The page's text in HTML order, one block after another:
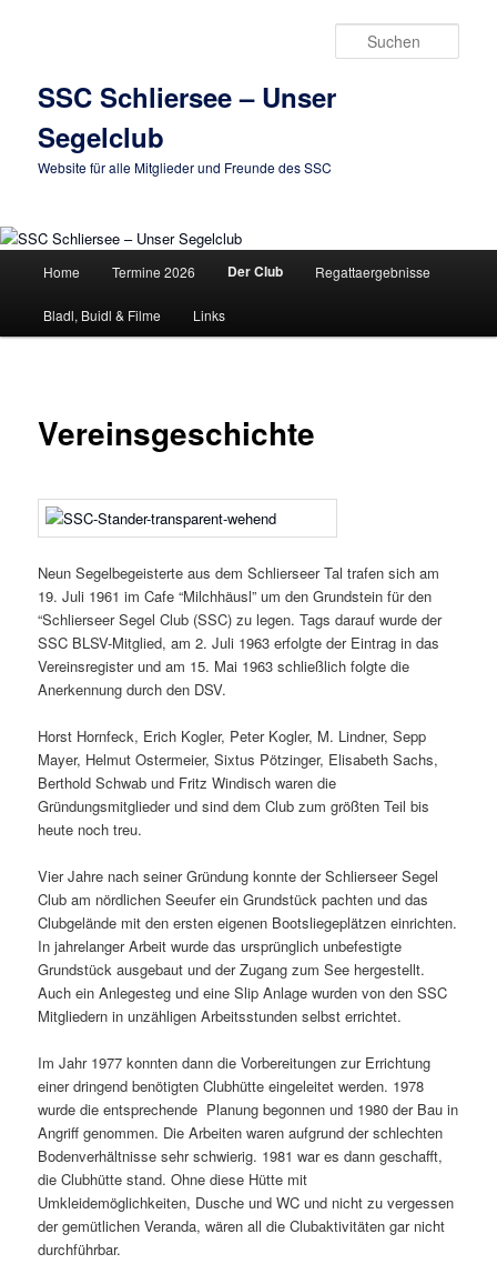
SSC Schliersee – Unser
Segelclub
Website für alle Mitglieder und Freunde des SSC
Home Termine 2026 Der Club Regattaergebnisse
Bladl, Buidl & Filme Links
Vereinsgeschichte
Neun Segelbegeisterte aus dem Schlierseer Tal trafen sich am
19. Juli 1961 im Cafe “Milchhäusl” um den Grundstein für den
“Schlierseer Segel Club (SSC) zu legen. Tags darauf wurde der
SSC BLSV-Mitglied, am 2. Juli 1963 erfolgte der Eintrag in das
Vereinsregister und am 15. Mai 1963 schließlich folgte die
Anerkennung durch den DSV.
Horst Hornfeck, Erich Kogler, Peter Kogler, M. Lindner, Sepp
Mayer, Helmut Ostermeier, Sixtus Pötzinger, Elisabeth Sachs,
Berthold Schwab und Fritz Windisch waren die
Gründungsmitglieder und sind dem Club zum größten Teil bis
heute noch treu.
Vier Jahre nach seiner Gründung konnte der Schlierseer Segel
Club am nördlichen Seeufer ein Grundstück pachten und das
Clubgelände mit den ersten eigenen Bootsliegeplätzen einrichten.
In jahrelanger Arbeit wurde das ursprünglich unbefestigte
Grundstück ausgebaut und der Zugang zum See hergestellt.
Auch ein Anlegesteg und eine Slip Anlage wurden von den SSC
Mitgliedern in unzähligen Arbeitsstunden selbst errichtet.
Im Jahr 1977 konnten dann die Vorbereitungen zur Errichtung
einer dringend benötigten Clubhütte eingeleitet werden. 1978
wurde die entsprechende Planung begonnen und 1980 der Bau in
Angriff genommen. Die Arbeiten waren aufgrund der schlechten
Bodenverhältnisse sehr schwierig. 1981 war es dann geschafft,
die Clubhütte stand. Ohne diese Hütte mit
Umkleidemöglichkeiten, Dusche und WC und nicht zu vergessen
der gemütlichen Veranda, wären all die Clubaktivitäten gar nicht
durchführbar.